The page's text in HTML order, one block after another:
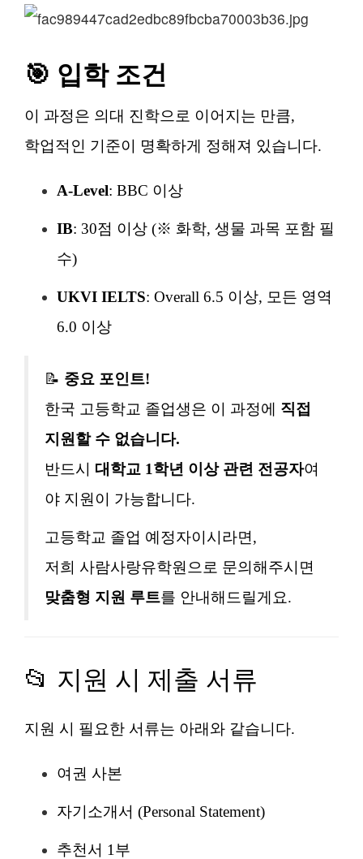
🎯 입학 조건
이 과정은 의대 진학으로 이어지는 만큼,
학업적인 기준이 명확하게 정해져 있습니다.
A-Level: BBC 이상
IB: 30점 이상 (※ 화학, 생물 과목 포함 필
수)
UKVI IELTS: Overall 6.5 이상, 모든 영역
6.0 이상
📝 중요 포인트!
한국 고등학교 졸업생은 이 과정에 직접
지원할 수 없습니다.
반드시 대학교 1학년 이상 관련 전공자여
야 지원이 가능합니다.
고등학교 졸업 예정자이시라면,
저희 사람사랑유학원으로 문의해주시면
맞춤형 지원 루트를 안내해드릴게요.
📂 지원 시 제출 서류
지원 시 필요한 서류는 아래와 같습니다.
여권 사본
자기소개서 (Personal Statement)
추천서 1부